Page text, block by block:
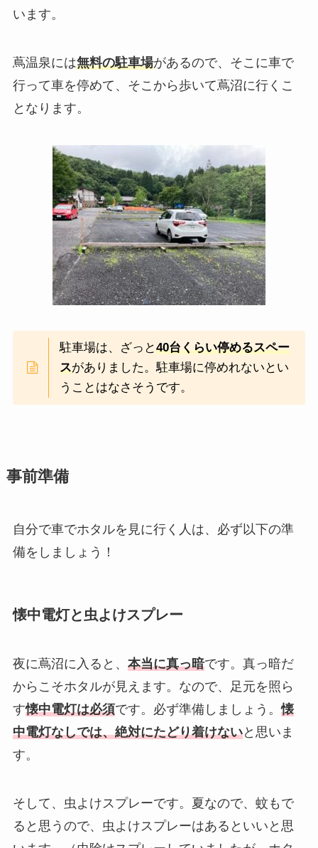
います。
蔦温泉には無料の駐車場があるので、そこに車で
行って車を停めて、そこから歩いて蔦沼に行くこ
となります。
駐車場は、ざっと40台くらい停めるスペー
スがありました。駐車場に停めれないとい
うことはなさそうです。
事前準備
自分で車でホタルを見に行く人は、必ず以下の準
備をしましょう！
懐中電灯と虫よけスプレー
夜に蔦沼に入ると、 本当に真っ暗です。真っ暗だ
からこそホタルが見えます。なので、足元を照ら
す懐中電灯は必須です。必ず準備しましょう。懐
中電灯なしでは、絶対にたどり着けないと思いま
す。
そして、虫よけスプレーです。夏なので、蚊もで
ると思うので、虫よけスプレーはあるといいと思